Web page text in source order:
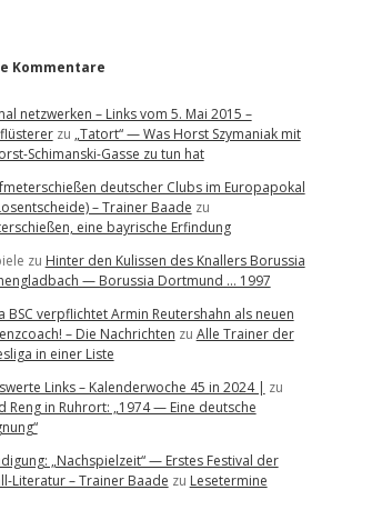
Kommentare
netzwerken – Links vom 5. Mai 2015 –
zu „Tatort“ — Was Horst Szymaniak mit
Schimanski-Gasse zu tun hat
deutscher Clubs im Europapokal
– Trainer Baade zu
eine bayrische Erfindung
zu Hinter den Kulissen des Knallers Borussia
— Borussia Dortmund … 1997
BSC verpflichtet Armin Reutershahn als neuen
– Die Nachrichten zu Alle Trainer der
in einer Liste
Links – Kalenderwoche 45 in 2024 | zu
Reng in Ruhrort: „1974 — Eine deutsche
„Nachspielzeit“ — Erstes Festival der
Literatur – Trainer Baade zu Lesetermine